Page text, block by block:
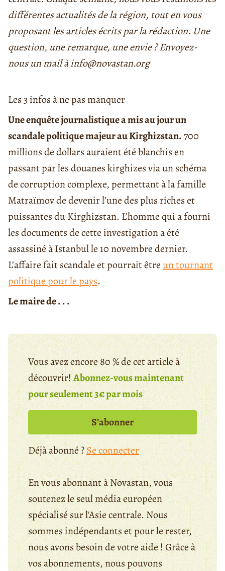
différentes actualités de la région, tout en vous
proposant les articles écrits par la rédaction. Une
question, une remarque, une envie ? Envoyez-
nous un mail à info@novastan.org
Les 3 infos à ne pas manquer
Une enquête journalistique a mis au jour un
scandale politique majeur au Kirghizstan.700
millions de dollars auraient été blanchis en
passant par les douanes kirghizes via un schéma
de corruption complexe, permettant à la famille
Matraïmov de devenir l’une des plus riches et
puissantes du Kirghizstan. L’homme qui a fourni
les documents de cette investigation a été
assassiné à Istanbul le 10 novembre dernier.
L’affaire fait scandale et pourrait êtreun tournant
politique pour le pays.
Le maire de . . .
Vous avez encore 80 % de cet article à
découvrir!Abonnez-vous maintenant
pour seulement 3€ par mois
S’abonner
Déjà abonné ?Se connecter
En vous abonnant à Novastan, vous
soutenez le seul média européen
spécialisé sur l'Asie centrale. Nous
sommes indépendants et pour le rester,
nous avons besoin de votre aide ! Grâce à
vos abonnements, nous pouvons